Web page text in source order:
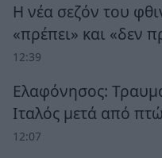
Η νέα σεζόν του
«πρέπει» και «δεν
12:39
Ελαφόνησος:
Ιταλός μετά από
12:07